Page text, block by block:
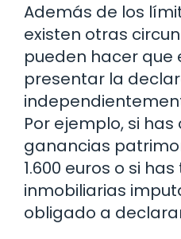
Además de los
existen otras
pueden hacer que
presentar la
Por ejemplo, si
ganancias
1.600 euros o si
inmobiliarias
obligado a